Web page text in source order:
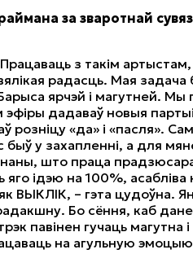
за зваротнай
з такім артыстам,
радасць. Мая задача
ярчэй і магутней. Мы
дадаваў новыя
розніцу «да» і «пасля».
у захапленні, а для
што праца прадзюсара
ідэю на 100%, асабліва
ВЫКЛІК, – гэта цудоўна.
Бо сёння, каб
павінен гучаць магутна
на агульную